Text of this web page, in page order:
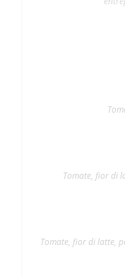
Tomate, fior di
Tomate, fior di latte,